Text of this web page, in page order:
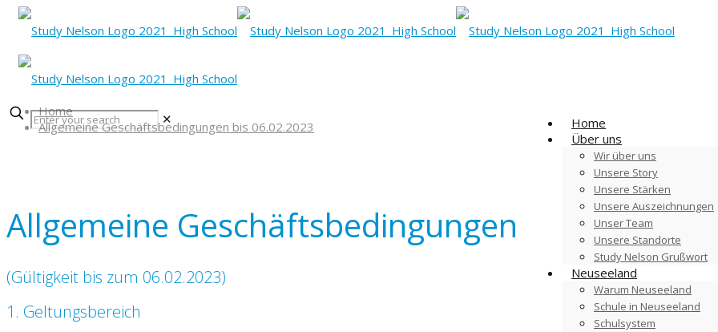
Home
Über uns
Wir über uns
Unsere Story
Unsere Stärken
Unsere Auszeichnungen
Unser Team
Unsere Standorte
Study Nelson Grußwort
Neuseeland
Warum Neuseeland
Schule in Neuseeland
Schulsystem
✕
Home
Allgemeine Geschäftsbedingungen bis 06.02.2023
Allgemeine Geschäftsbedingungen
(Gültigkeit bis zum 06.02.2023)
1. Geltungsbereich